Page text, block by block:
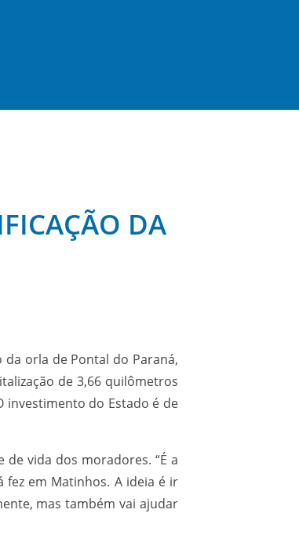
DA
da orla de Pontal do Paraná,
de 3,66 quilômetros
investimento do Estado é de
vida dos moradores. “É a
em Matinhos. A ideia é ir
mas também vai ajudar